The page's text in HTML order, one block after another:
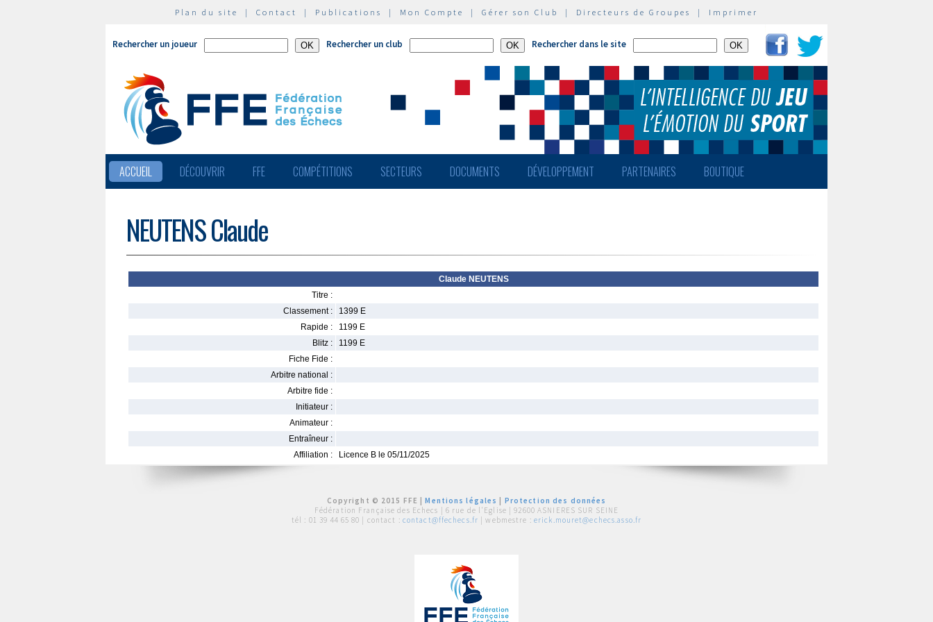
Plan du site | Contact | Publications | Mon Compte | Gérer son Club | Directeurs de Groupes | Imprimer
Rechercher un joueur Rechercher un club Rechercher dans le site
ACCUEIL DÉCOUVRIR FFE COMPÉTITIONS SECTEURS DOCUMENTS DÉVELOPPEMENT PARTENAIRES BOUTIQUE
NEUTENS Claude
Claude NEUTENS
Titre :
Classement :
1399 E
Rapide :
1199 E
Blitz :
1199 E
Fiche Fide :
Arbitre national :
Arbitre fide :
Initiateur :
Animateur :
Entraîneur :
Affiliation :
Licence B le 05/11/2025
Copyright © 2015 FFE |Mentions légales
Protection des données
Fédération Française des Echecs | 6 rue de l'Eglise | 92600 ASNIERES SUR SEINE
tél : 01 39 44 65 80 | contact : contact@ffechecs.fr | webmestre : erick.mouret@echecs.asso.fr